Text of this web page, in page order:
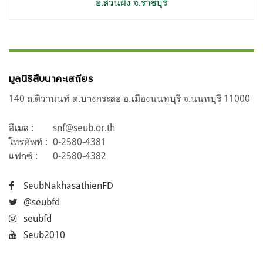
อ.สวนผึ้ง จ.ราชบุรี
มูลนิธิสืบนาคะเสถียร
140 ถ.ติวานนท์ ต.บางกระสอ อ.เมืองนนทบุรี จ.นนทบุรี 11000
อีเมล :
snf@seub.or.th
โทรศัพท์ : 0-2580-4381
แฟกซ์ :
0-2580-4382
SeubNakhasathienFD
@seubfd
seubfd
Seub2010